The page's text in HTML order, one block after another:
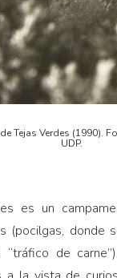
Tejas Verdes (1990).
UDP.
es un
(pocilgas, donde
“tráfico de